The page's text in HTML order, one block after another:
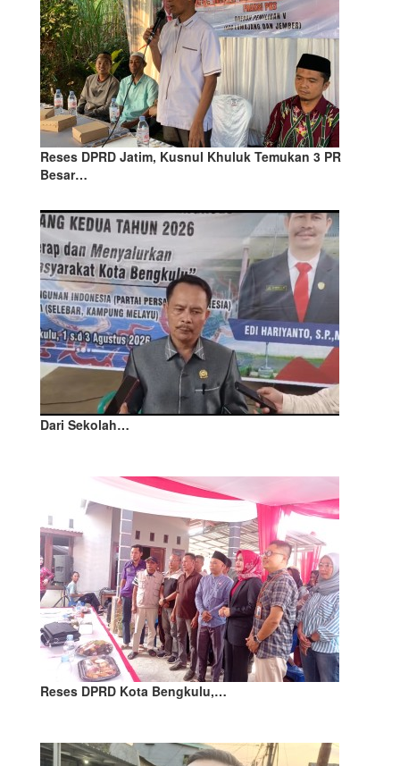
Reses DPRD Jatim, Kusnul Khuluk Temukan 3 PR
Besar…
Dari Sekolah…
Reses DPRD Kota Bengkulu,…